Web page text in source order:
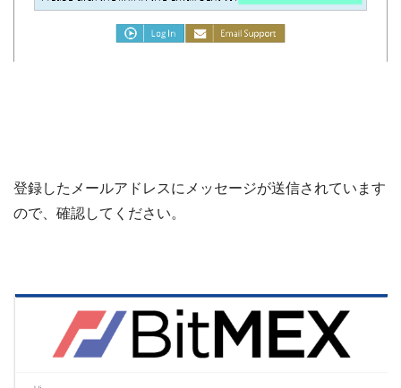
登録したメールアドレスにメッセージが送信されています
ので、確認してください。